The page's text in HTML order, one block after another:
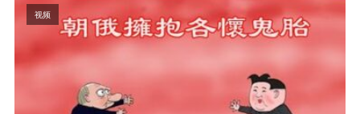
视频